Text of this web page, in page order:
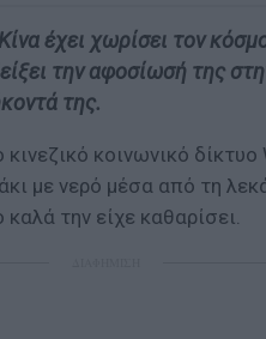
έχει χωρίσει τον
την αφοσίωσή της
της.
κοινωνικό δίκτυο
με νερό μέσα από τη
την είχε καθαρίσει.